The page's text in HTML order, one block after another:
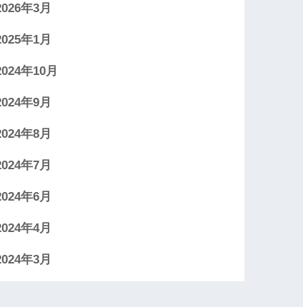
年3月
年1月
年10月
年9月
年8月
年7月
年6月
年4月
年3月